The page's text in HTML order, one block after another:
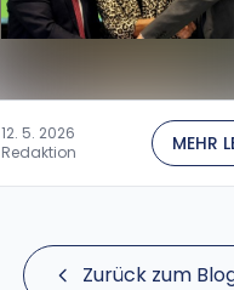
12. 5. 2026
Redaktion
MEHR
Zurück zum